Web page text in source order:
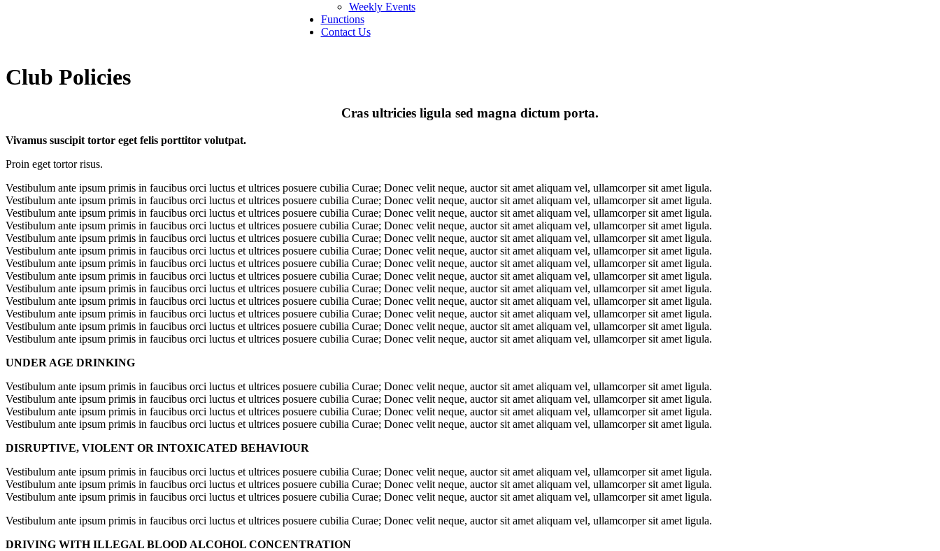
Weekly Events
Functions
Contact Us
Club Policies
Cras ultricies ligula sed magna dictum porta.
Vivamus suscipit tortor eget felis porttitor volutpat.
Proin eget tortor risus.
Vestibulum ante ipsum primis in faucibus orci luctus et ultrices posuere cubilia Curae; Donec velit neque, auctor sit amet aliquam vel, ullamcorper sit amet ligula.
Vestibulum ante ipsum primis in faucibus orci luctus et ultrices posuere cubilia Curae; Donec velit neque, auctor sit amet aliquam vel, ullamcorper sit amet ligula.
Vestibulum ante ipsum primis in faucibus orci luctus et ultrices posuere cubilia Curae; Donec velit neque, auctor sit amet aliquam vel, ullamcorper sit amet ligula.
Vestibulum ante ipsum primis in faucibus orci luctus et ultrices posuere cubilia Curae; Donec velit neque, auctor sit amet aliquam vel, ullamcorper sit amet ligula.
Vestibulum ante ipsum primis in faucibus orci luctus et ultrices posuere cubilia Curae; Donec velit neque, auctor sit amet aliquam vel, ullamcorper sit amet ligula.
Vestibulum ante ipsum primis in faucibus orci luctus et ultrices posuere cubilia Curae; Donec velit neque, auctor sit amet aliquam vel, ullamcorper sit amet ligula.
Vestibulum ante ipsum primis in faucibus orci luctus et ultrices posuere cubilia Curae; Donec velit neque, auctor sit amet aliquam vel, ullamcorper sit amet ligula.
Vestibulum ante ipsum primis in faucibus orci luctus et ultrices posuere cubilia Curae; Donec velit neque, auctor sit amet aliquam vel, ullamcorper sit amet ligula.
Vestibulum ante ipsum primis in faucibus orci luctus et ultrices posuere cubilia Curae; Donec velit neque, auctor sit amet aliquam vel, ullamcorper sit amet ligula.
Vestibulum ante ipsum primis in faucibus orci luctus et ultrices posuere cubilia Curae; Donec velit neque, auctor sit amet aliquam vel, ullamcorper sit amet ligula.
Vestibulum ante ipsum primis in faucibus orci luctus et ultrices posuere cubilia Curae; Donec velit neque, auctor sit amet aliquam vel, ullamcorper sit amet ligula.
Vestibulum ante ipsum primis in faucibus orci luctus et ultrices posuere cubilia Curae; Donec velit neque, auctor sit amet aliquam vel, ullamcorper sit amet ligula.
Vestibulum ante ipsum primis in faucibus orci luctus et ultrices posuere cubilia Curae; Donec velit neque, auctor sit amet aliquam vel, ullamcorper sit amet ligula.
UNDER AGE DRINKING
Vestibulum ante ipsum primis in faucibus orci luctus et ultrices posuere cubilia Curae; Donec velit neque, auctor sit amet aliquam vel, ullamcorper sit amet ligula.
Vestibulum ante ipsum primis in faucibus orci luctus et ultrices posuere cubilia Curae; Donec velit neque, auctor sit amet aliquam vel, ullamcorper sit amet ligula.
Vestibulum ante ipsum primis in faucibus orci luctus et ultrices posuere cubilia Curae; Donec velit neque, auctor sit amet aliquam vel, ullamcorper sit amet ligula.
Vestibulum ante ipsum primis in faucibus orci luctus et ultrices posuere cubilia Curae; Donec velit neque, auctor sit amet aliquam vel, ullamcorper sit amet ligula.
DISRUPTIVE, VIOLENT OR INTOXICATED BEHAVIOUR
Vestibulum ante ipsum primis in faucibus orci luctus et ultrices posuere cubilia Curae; Donec velit neque, auctor sit amet aliquam vel, ullamcorper sit amet ligula.
Vestibulum ante ipsum primis in faucibus orci luctus et ultrices posuere cubilia Curae; Donec velit neque, auctor sit amet aliquam vel, ullamcorper sit amet ligula.
Vestibulum ante ipsum primis in faucibus orci luctus et ultrices posuere cubilia Curae; Donec velit neque, auctor sit amet aliquam vel, ullamcorper sit amet ligula.
Vestibulum ante ipsum primis in faucibus orci luctus et ultrices posuere cubilia Curae; Donec velit neque, auctor sit amet aliquam vel, ullamcorper sit amet ligula.
DRIVING WITH ILLEGAL BLOOD ALCOHOL CONCENTRATION